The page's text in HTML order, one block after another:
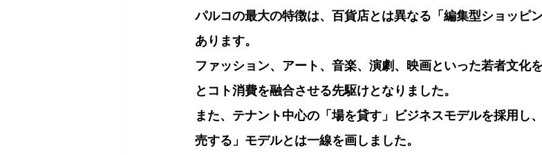
パルコの最大の特徴は、百貨店とは異なる「編集型ショッピ
あります。
ファッション、アート、音楽、演劇、映画といった若者文化
とコト消費を融合させる先駆けとなりました。
また、テナント中心の「場を貸す」ビジネスモデルを採用し
売する」モデルとは一線を画しました。